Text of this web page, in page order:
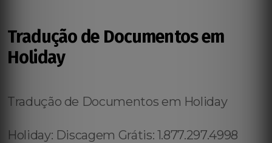
Tradução de Documentos em
Holiday
Tradução de Documentos em Holiday
Holiday: Discagem Grátis: 1.877.297.4998